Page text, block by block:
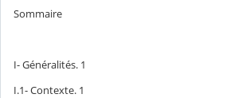
Sommaire
I- Généralités. 1
I.1- Contexte. 1